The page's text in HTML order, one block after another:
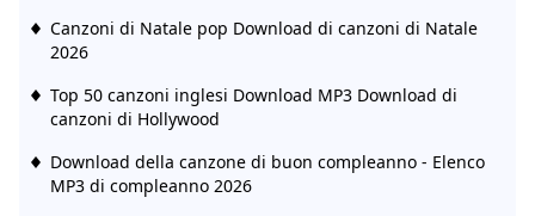
Canzoni di Natale pop Download di canzoni di Natale
2026
Top 50 canzoni inglesi Download MP3 Download di
canzoni di Hollywood
Download della canzone di buon compleanno - Elenco
MP3 di compleanno 2026